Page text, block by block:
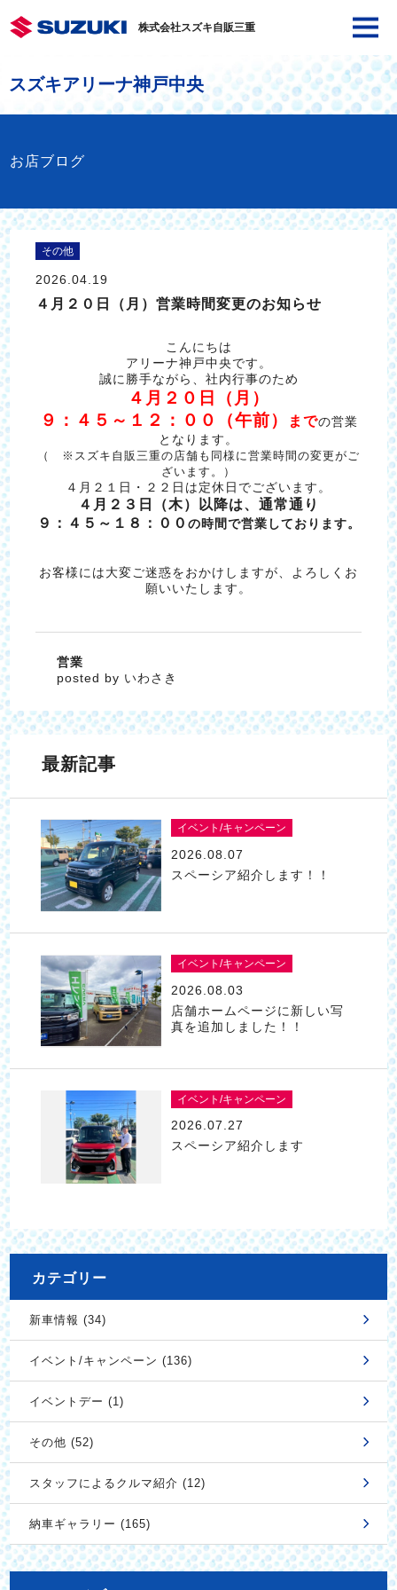
株式会社スズキ自販三重
スズキアリーナ神戸中央
お店ブログ
その他
2026.04.19
４月２０日（月）営業時間変更のお知らせ
こんにちは
アリーナ神戸中央です。
誠に勝手ながら、社内行事のため
４月２０日（月）
９：４５～１２：００（午前）
までの営業
となります。
（ ※スズキ自販三重の店舗も同様に営業時間の変更がご
ざいます。）
４月２１日・２２日は定休日でございます。
４月２３日（木）以降は、通常通り
９：４５～１８：００ の時間で営業しております。
お客様には大変ご迷惑をおかけしますが、よろしくお
願いいたします。
営業
posted by いわさき
最新記事
イベント/キャンペーン
2026.08.07
スペーシア紹介します！！
イベント/キャンペーン
2026.08.03
店舗ホームページに新しい写
真を追加しました！！
イベント/キャンペーン
2026.07.27
スペーシア紹介します
カテゴリー
新車情報 (34)
イベント/キャンペーン (136)
イベントデー (1)
その他 (52)
スタッフによるクルマ紹介 (12)
納車ギャラリー (165)